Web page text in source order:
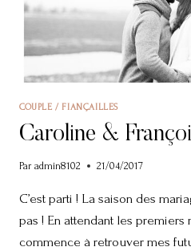
COUPLE / FIANÇAILLES
Caroline &
Par admin8102 21/04/2017
C’est parti ! La saison des
pas ! En attendant les premiers
commence à retrouver mes